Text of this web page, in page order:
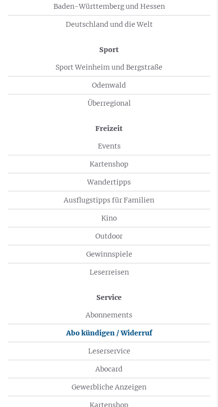
Baden-Württemberg und Hessen
Deutschland und die Welt
Sport
Sport Weinheim und Bergstraße
Odenwald
Überregional
Freizeit
Events
Kartenshop
Wandertipps
Ausflugstipps für Familien
Kino
Outdoor
Gewinnspiele
Leserreisen
Service
Abonnements
Abo kündigen / Widerruf
Leserservice
Abocard
Gewerbliche Anzeigen
Kartenshop